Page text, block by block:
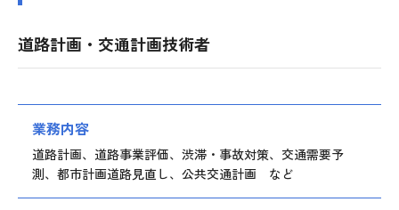
道路計画・交通計画技術者
業務内容
道路計画、道路事業評価、渋滞・事故対策、交通需要予
測、都市計画道路見直し、公共交通計画 など